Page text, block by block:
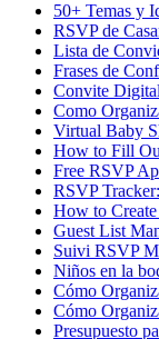
50+ Temas y
RSVP de
Lista de
Frases de
Convite
Como
Virtual Baby
How to Fill
Free RSVP
RSVP
How to
Guest List
Suivi RSVP
Niños en la
Cómo
Cómo
Presupuesto